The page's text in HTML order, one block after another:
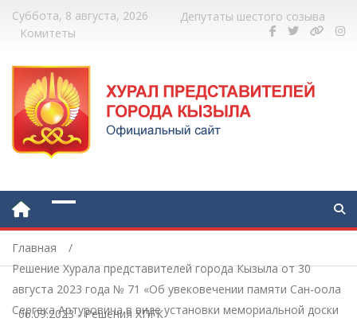
Суббота, 8 августа, 2026
Депутаты шестого созыва
Комитеты
Главная
Решение Хурала представителей города Кызыла от 30
августа 2023 года № 71 «Об увековечении памяти Сан-оола
Сергека Артуровича в виде установки мемориальной доски
06.09.2023- Решения ХПГК